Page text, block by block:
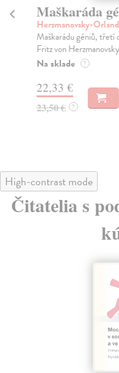
Maškaráda
Herzmanovsky-
Maškarádu géniů, třetí
Fritz von
Na sklade ?
22,33 €
23,50 € ?
High-contrast mode
Čitatelia s